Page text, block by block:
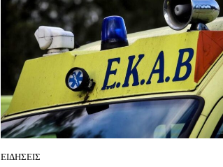
ΕΙΔΗΣΕΙΣ